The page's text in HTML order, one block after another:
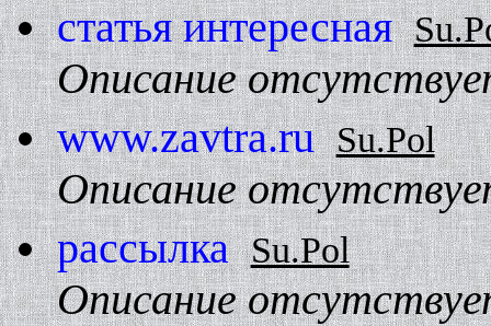
статья интересная
Описание
www.zavtra.ru Su.Pol
Описание
pассылка Su.Pol
Описание